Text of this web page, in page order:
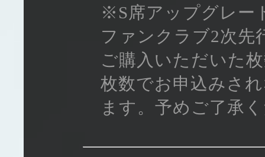
※S席アップグレー
ファンクラブ2次先
ご購入いただいた
枚数でお申込みさ
ます。予めご了承